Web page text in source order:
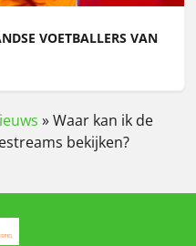
VOETBALLERS VAN
»Waar kan ik de
bekijken?